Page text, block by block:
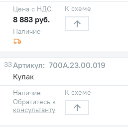
Наличие
Цена с НДС
8 883 руб.
К схеме
33
700А.23.00.019
Кулак
Наличие
Обратитесь к
консультанту
К схеме